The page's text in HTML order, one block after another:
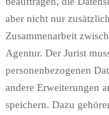
aber nicht nur
Zusammenarbeit
Agentur. Der Jurist
personenbezogenen
andere Erweiterungen
speichern. Dazu